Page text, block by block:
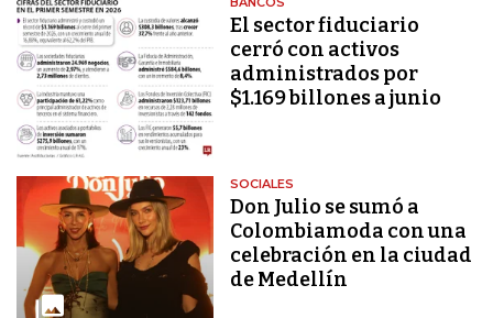
El sector fiduciario
cerró con activos
administrados por
$1.169 billones a junio
SOCIALES
Don Julio se sumó a
Colombiamoda con una
celebración en la ciudad
de Medellín